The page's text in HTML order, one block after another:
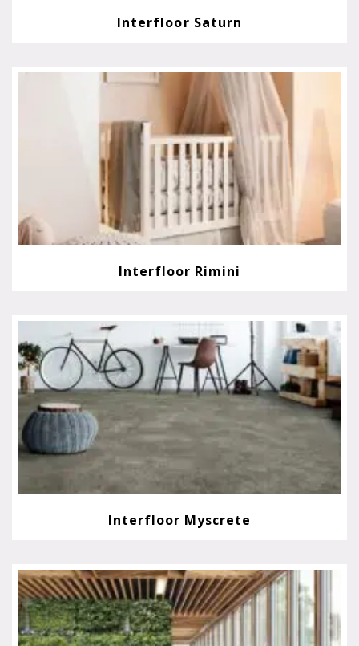
Interfloor Saturn
Interfloor Rimini
Interfloor Myscrete